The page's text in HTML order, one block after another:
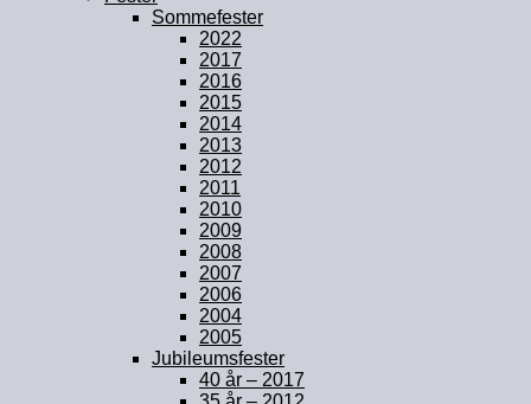
Sommefester
2022
2017
2016
2015
2014
2013
2012
2011
2010
2009
2008
2007
2006
2004
2005
Jubileumsfester
40 år – 2017